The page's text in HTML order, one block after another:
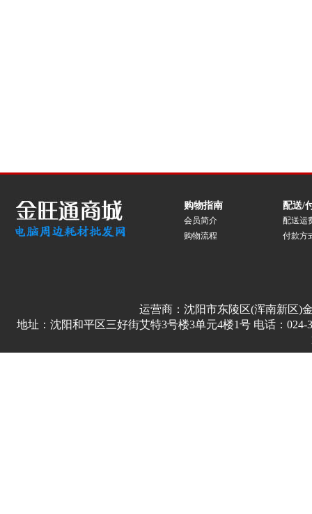
购物指南
会员简介
购物流程
配送/
配送运
付款方
运营商：沈阳市东陵区(浑南新区)
地址：沈阳和平区三好街艾特3号楼3单元4楼1号 电话：024-